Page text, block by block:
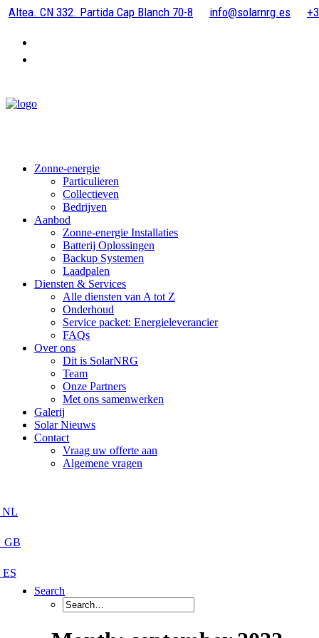
Altea. CN 332. Partida Cap Blanch 70-8 info@solarnrg.es
Zonne-energie
Particulieren
Collectieven
Bedrijven
Aanbod
Zonne-energie Installaties
Batterij Oplossingen
Backup Systemen
Laadpalen
Diensten & Services
Alle diensten van A tot Z
Onderhoud
Service packet: Energieleverancier
FAQs
Over ons
Dit is SolarNRG
Team
Onze Partners
Met ons samenwerken
Galerij
Solar Nieuws
Contact
Vraag uw offerte aan
Algemene vragen
Search